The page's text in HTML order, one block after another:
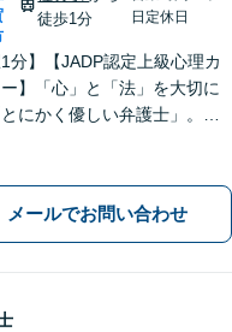
徒歩1分
日定休日
1分】【JADP認定上級心理カ
】「心」と「法」を大切に
にかく優しい弁護士」。お
事件／離婚問題など多数の実
完全個室】
メールでお問い合わせ